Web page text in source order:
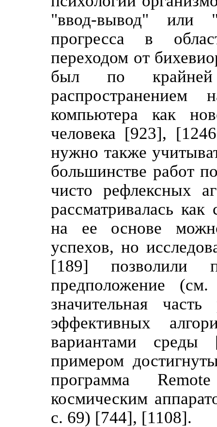
"ввод-вывод" или
прогресса в
переходом от
был по крайней
распространением
компьютера как
человека [923],
нужно также
большинстве работ
чисто рефлексных
рассматривалась
на ее основе
успехов, но
[189] позволили
предположение
значительная
эффективных
вариантами среды
примером
программа
космическим
с. 69) [744], [1108].